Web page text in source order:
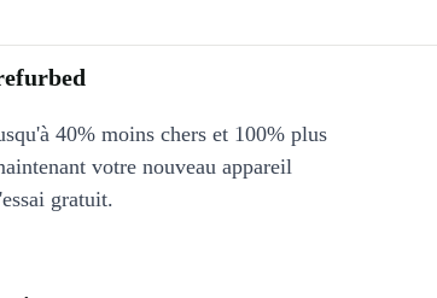
40% moins chers et 100% plus
votre nouveau appareil
gratuit.